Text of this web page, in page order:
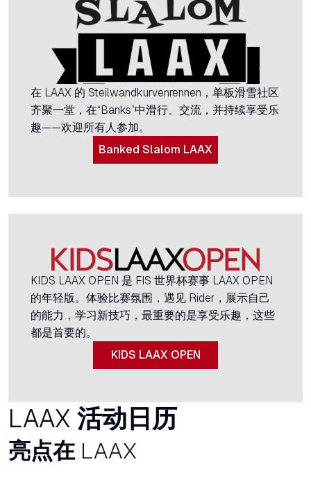
在 LAAX 的 Steilwandkurvenrennen，单板滑雪社区
齐聚一堂，在“Banks”中滑行、交流，并持续享受乐
趣——欢迎所有人参加。
Banked Slalom LAAX
KIDS LAAX OPEN 是 FIS 世界杯赛事 LAAX OPEN
的年轻版。体验比赛氛围，遇见 Rider，展示自己
的能力，学习新技巧，最重要的是享受乐趣，这些
都是首要的。
KIDS LAAX OPEN
LAAX 活动日历
亮点在 LAAX